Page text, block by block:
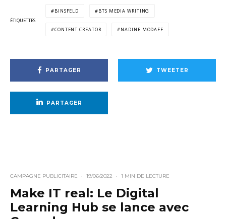
ÉTIQUETTES
BINSFELD BTS MEDIA WRITING
CONTENT CREATOR NADINE MODAFF
PARTAGER TWEETER
PARTAGER
CAMPAGNE PUBLICITAIRE · 19/06/2022 · 1 MIN DE LECTURE
Make IT real: Le Digital
Learning Hub se lance avec